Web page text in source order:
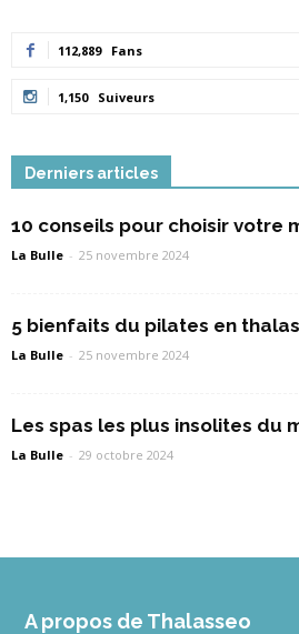
112,889 Fans
1,150 Suiveurs
Derniers articles
10 conseils pour choisir votre
La Bulle - 25 novembre 2024
5 bienfaits du pilates en
La Bulle - 25 novembre 2024
Les spas les plus insolites du
La Bulle - 29 octobre 2024
A propos de Thalasseo